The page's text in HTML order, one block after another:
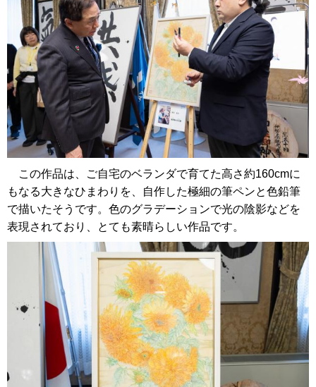
この作品は、ご自宅のベランダで育てた高さ約160cmに
もなる大きなひまわりを、自作した極細の筆ペンと色鉛筆
で描いたそうです。色のグラデーションで光の陰影などを
表現されており、とても素晴らしい作品です。